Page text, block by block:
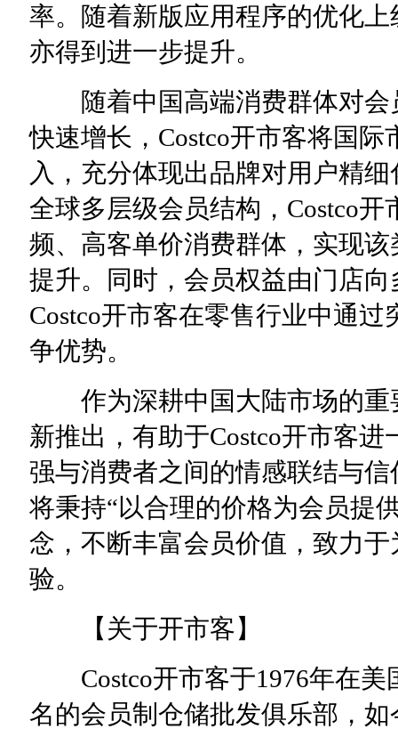
率。随着新版应用程序的优化
亦得到进一步提升。
随着中国高端消费群体对会
快速增长，Costco开市客将国
入，充分体现出品牌对用户精
全球多层级会员结构，Costco
频、高客单价消费群体，实现
提升。同时，会员权益由门店
Costco开市客在零售行业中通
争优势。
作为深耕中国大陆市场的重
新推出，有助于Costco开市客
强与消费者之间的情感联结与
将秉持“以合理的价格为会员提
念，不断丰富会员价值，致力
验。
【关于开市客】
Costco开市客于1976年在美
名的会员制仓储批发俱乐部，